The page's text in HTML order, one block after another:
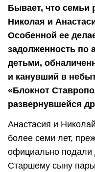
Бывает, что семьи
Николая и
Особенной ее
задолженность по
детьми,
и канувший в
«Блокнот
развернувшейся
Анастасия и
более семи лет,
официально подали
Старшему сыну